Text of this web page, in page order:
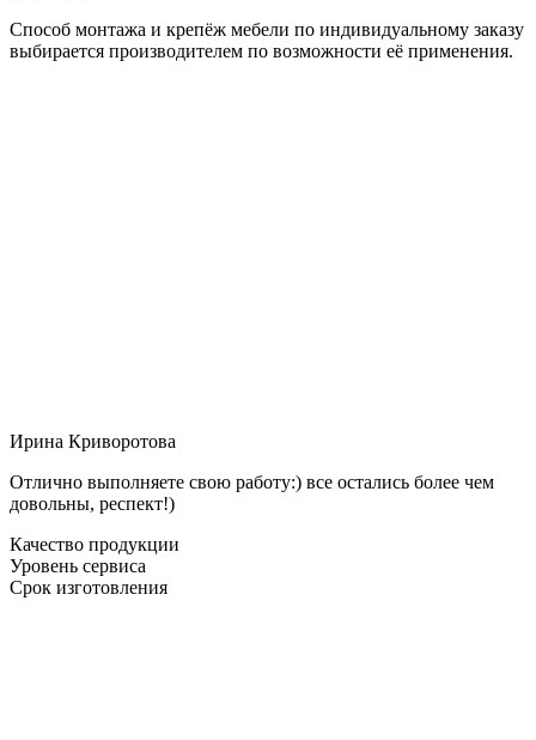
Способ монтажа и крепёж мебели по индивидуальному заказу
выбирается производителем по возможности её применения.
Ирина Криворотова
Отлично выполняете свою работу:) все остались более чем
довольны, респект!)
Качество продукции
Уровень сервиса
Срок изготовления